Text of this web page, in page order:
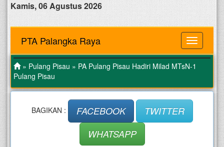
Kamis, 06 Agustus 2026
MENU
PTA Palangka Raya
» Pulang Pisau » PA Pulang Pisau Hadiri Milad MTsN-1
Pulang Pisau
BAGIKAN : FACEBOOK
TWITTER
WHATSAPP